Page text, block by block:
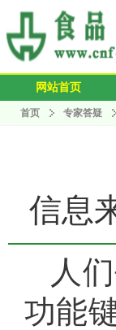
网站首页
首页 专家答疑
信息
人
功能